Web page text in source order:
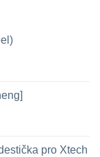
pro Xtech